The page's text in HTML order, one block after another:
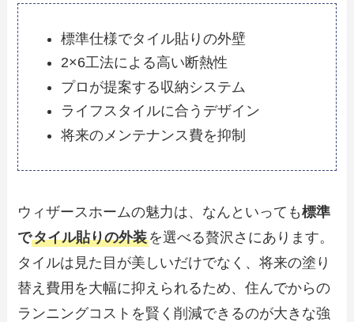
標準仕様でタイル貼りの外壁
2×6工法による高い断熱性
プロが提案する収納システム
ライフスタイルに合うデザイン
将来のメンテナンス費を抑制
ウィザースホームの魅力は、なんといっても標準
でタイル貼りの外装を選べる贅沢さにあります。
タイルは見た目が美しいだけでなく、将来の塗り
替え費用を大幅に抑えられるため、住んでからの
ランニングコストを賢く削減できるのが大きな強